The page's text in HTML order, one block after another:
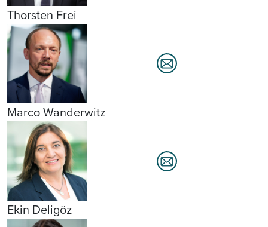
Thorsten Frei
Marco Wanderwitz
Ekin Deligöz